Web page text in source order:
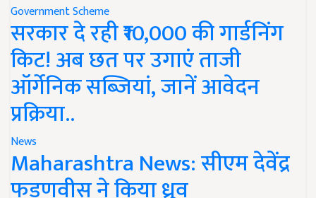
Government Scheme
सरकार दे रही ₹10,000 की गार्डनिंग
किट! अब छत पर उगाएं ताजी
ऑर्गेनिक सब्जियां, जानें आवेदन
प्रक्रिया..
News
Maharashtra News: सीएम देवेंद्र
फडणवीस ने किया ध्रुव